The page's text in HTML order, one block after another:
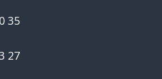
35
27